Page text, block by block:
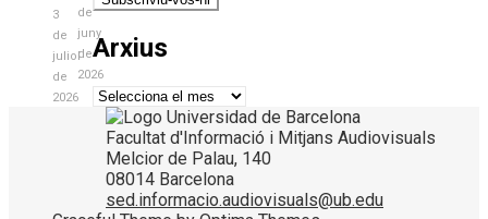
3
de
juliol
de
2026
de
juny
de
2026
Arxius
Arxius
Facultat d'Informació i Mitjans Audiovisuals
Melcior de Palau, 140
08014 Barcelona
sed.informacio.audiovisuals@ub.edu